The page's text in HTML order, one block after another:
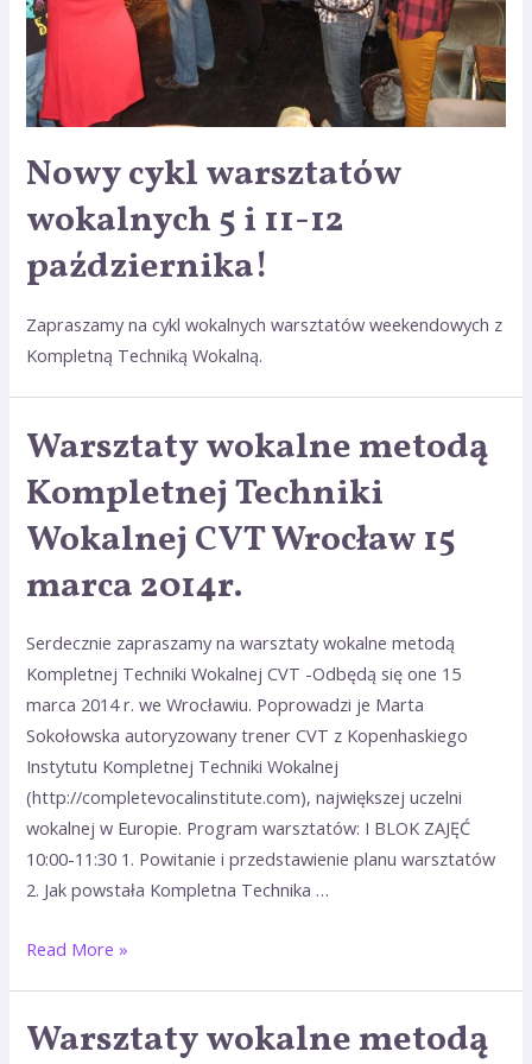
Nowy cykl warsztatów
wokalnych 5 i 11-12
października!
Zapraszamy na cykl wokalnych warsztatów weekendowych z
Kompletną Techniką Wokalną.
Warsztaty wokalne metodą
Kompletnej Techniki
Wokalnej CVT Wrocław 15
marca 2014r.
Serdecznie zapraszamy na warsztaty wokalne metodą
Kompletnej Techniki Wokalnej CVT -Odbędą się one 15
marca 2014 r. we Wrocławiu. Poprowadzi je Marta
Sokołowska autoryzowany trener CVT z Kopenhaskiego
Instytutu Kompletnej Techniki Wokalnej
(http://completevocalinstitute.com), największej uczelni
wokalnej w Europie. Program warsztatów: I BLOK ZAJĘĆ
10:00-11:30 1. Powitanie i przedstawienie planu warsztatów
2. Jak powstała Kompletna Technika …
Warsztaty
metodą
Kompletnej
Wokalnej
Wrocław
15
marca
2014r.
Read More »
Warsztaty wokalne metodą
Warsztaty